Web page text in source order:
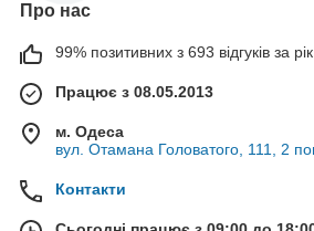
Про нас
99% позитивних з 693 відгуків за рік
Працює з 08.05.2013
м. Одеса
вул. Отамана Головатого, 111, 2
Контакти